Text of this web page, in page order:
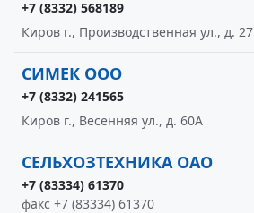
+7 (8332) 568189
Киров г., Производственная ул., д. 27
СИМЕК ООО
+7 (8332) 241565
Киров г., Весенняя ул., д. 60А
СЕЛЬХОЗТЕХНИКА ОАО
+7 (83334) 61370
факс +7 (83334) 61370